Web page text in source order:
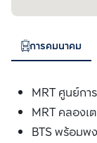
การคมนาคม
MRT ศูนย์กา
MRT คลองเ
BTS พร้อมพ